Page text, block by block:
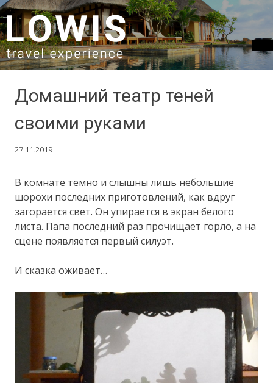
SKIP TO CONTENT
Домашний театр теней
своими руками
27.11.2019
В комнате темно и слышны лишь небольшие
шорохи последних приготовлений, как вдруг
загорается свет. Он упирается в экран белого
листа. Папа последний раз прочищает горло, а на
сцене появляется первый силуэт.
И сказка оживает…